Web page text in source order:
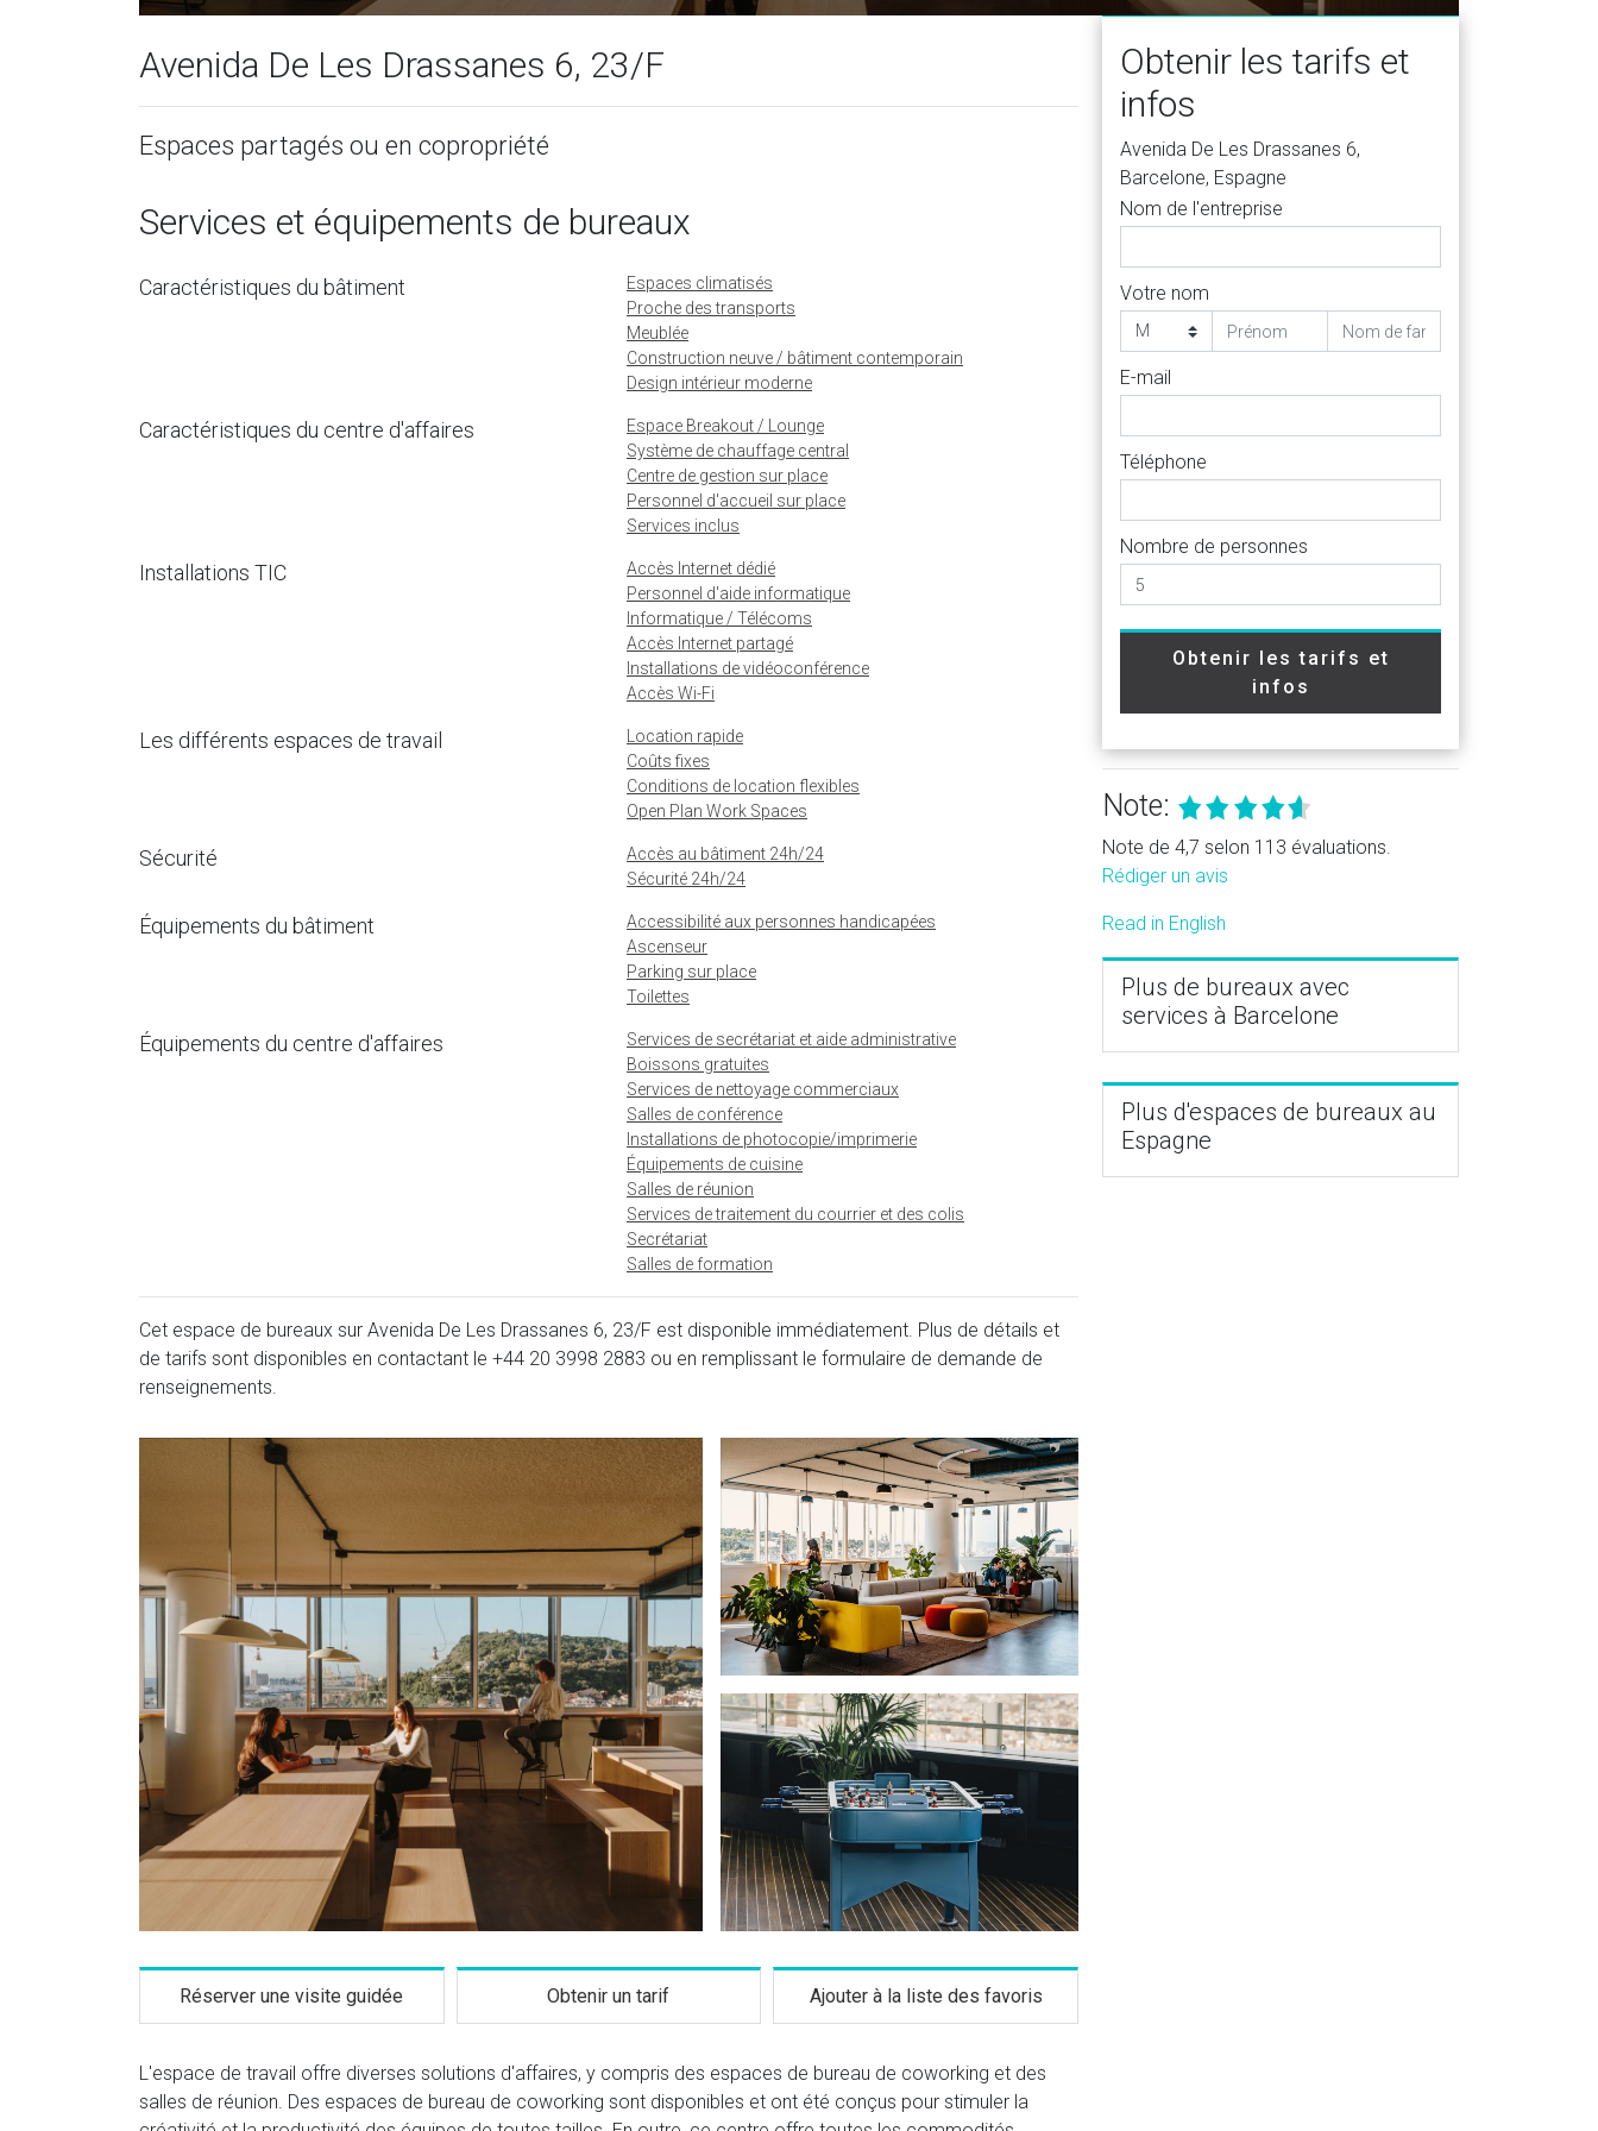
Avenida De Les Drassanes 6, 23/F
Espaces partagés ou en copropriété
Services et équipements de bureaux
Caractéristiques du bâtiment
Espaces climatisés
Proche des transports
Meublée
Construction neuve / bâtiment contemporain
Design intérieur moderne
Caractéristiques du centre d'affaires
Espace Breakout / Lounge
Système de chauffage central
Centre de gestion sur place
Personnel d'accueil sur place
Services inclus
Installations TIC
Accès Internet dédié
Personnel d'aide informatique
Informatique / Télécoms
Accès Internet partagé
Installations de vidéoconférence
Accès Wi-Fi
Les différents espaces de travail
Location rapide
Coûts fixes
Conditions de location flexibles
Open Plan Work Spaces
Sécurité
Accès au bâtiment 24h/24
Sécurité 24h/24
Équipements du bâtiment
Accessibilité aux personnes handicapées
Ascenseur
Parking sur place
Toilettes
Équipements du centre d'affaires
Services de secrétariat et aide administrative
Boissons gratuites
Services de nettoyage commerciaux
Salles de conférence
Installations de photocopie/imprimerie
Équipements de cuisine
Salles de réunion
Services de traitement du courrier et des colis
Secrétariat
Salles de formation
Cet espace de bureaux sur Avenida De Les Drassanes 6, 23/F est disponible immédiatement. Plus de détails et
de tarifs sont disponibles en contactant le +44 20 3998 2883 ou en remplissant le formulaire de demande de
renseignements.
Réserver une visite guidée Obtenir un tarif Ajouter à la liste des favoris
L'espace de travail offre diverses solutions d'affaires, y compris des espaces de bureau de coworking et des
salles de réunion. Des espaces de bureau de coworking sont disponibles et ont été conçus pour stimuler la
Obtenir les tarifs et
infos
Avenida De Les Drassanes 6,
Barcelone, Espagne
Nom de l'entreprise
Votre nom
E-mail
Téléphone
Nombre de personnes
Obtenir les tarifs et
infos
Note:
Note de 4,7 selon 113 évaluations.
Rédiger un avis
Read in English
Plus de bureaux avec
services à Barcelone
Plus d'espaces de bureaux au
Espagne